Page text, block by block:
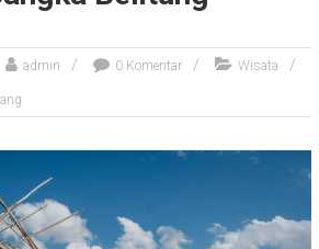
admin 0 Komentar Wisata